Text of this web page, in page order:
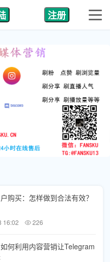
注册
购买：怎样做到合法有效？
16:02 226
何利用内容营销让Telegram